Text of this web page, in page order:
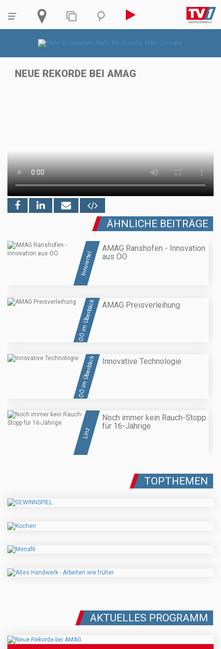
NEUE REKORDE BEI AMAG
ÄHNLICHE BEITRÄGE
Innviertel
AMAG Ranshofen - Innovation
aus OÖ
OÖ im Überblick AMAG Preisverleihung
OÖ im Überblick Innovative Technologie
Linz
Noch immer kein Rauch-Stopp
für 16-Jährige
TOPTHEMEN
AKTUELLES PROGRAMM